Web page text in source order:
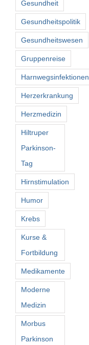
Gesundheit
Gesundheitspolitik
Gesundheitswesen
Gruppenreise
Harnwegsinfektionen
Herzerkrankung
Herzmedizin
Hiltruper
Parkinson-
Tag
Hirnstimulation
Humor
Krebs
Kurse &
Fortbildung
Medikamente
Moderne
Medizin
Morbus
Parkinson